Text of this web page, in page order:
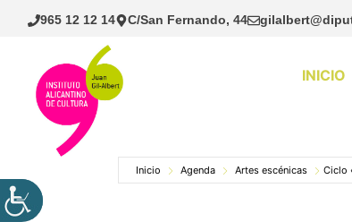
Saltar
965 12 12 14 C/San Fernando, 44
INICIO
Inicio Agenda Artes escénicas Ciclo